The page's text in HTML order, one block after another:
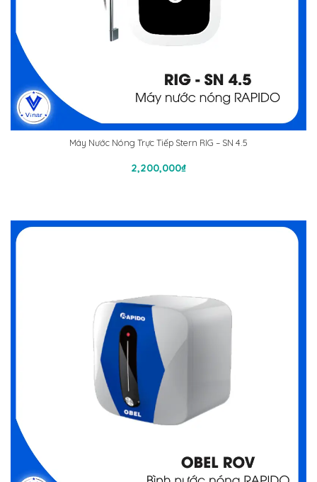
Máy Nước Nóng Trực Tiếp Stern RIG – SN 4.5
2,200,000₫
Thêm Vào Giỏ Hàng